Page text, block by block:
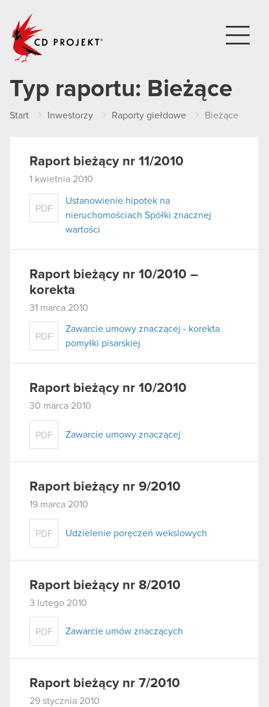
Typ raportu: Bieżące
Start Inwestorzy Raporty giełdowe Bieżące
Raport bieżący nr 11/2010
1 kwietnia 2010
PDF
Ustanowienie hipotek na
nieruchomościach Spółki znacznej
wartości
Raport bieżący nr 10/2010 –
korekta
31 marca 2010
PDF
Zawarcie umowy znaczącej - korekta
pomyłki pisarskiej
Raport bieżący nr 10/2010
30 marca 2010
PDF Zawarcie umowy znaczącej
Raport bieżący nr 9/2010
19 marca 2010
PDF Udzielenie poręczeń wekslowych
Raport bieżący nr 8/2010
3 lutego 2010
PDF Zawarcie umów znaczących
Raport bieżący nr 7/2010
29 stycznia 2010